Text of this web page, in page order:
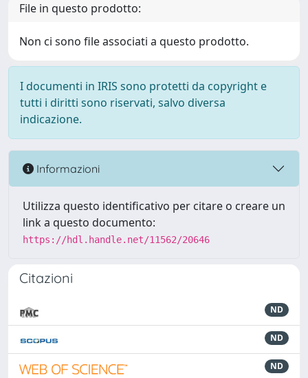
File in questo prodotto:
Non ci sono file associati a questo prodotto.
I documenti in IRIS sono protetti da copyright e
tutti i diritti sono riservati, salvo diversa
indicazione.
Informazioni
Utilizza questo identificativo per citare o creare un
link a questo documento:
https://hdl.handle.net/11562/20646
Citazioni
ND
ND
ND